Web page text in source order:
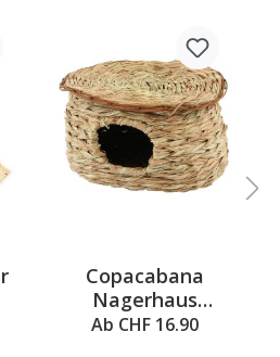
Copacabana
Nagerhaus
Grasvilla M,
Ab CHF 16.90